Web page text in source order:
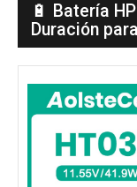
🔋 Batería
Duración